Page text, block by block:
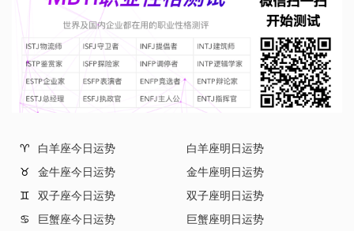
♈ 白羊座今日运势
白羊座明日运势
♉
金牛座今日运势
金牛座明日运势
♊
双子座今日运势
双子座明日运势
♋
巨蟹座今日运势
巨蟹座明日运势